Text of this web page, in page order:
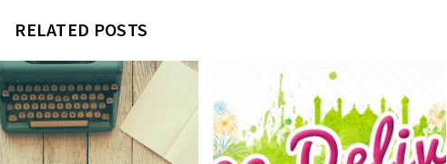
RELATED POSTS